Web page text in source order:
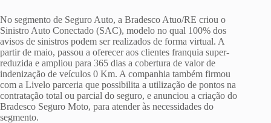
No segmento de Seguro Auto, a Bradesco Atuo/RE criou o
Sinistro Auto Conectado (SAC), modelo no qual 100% dos
avisos de sinistros podem ser realizados de forma virtual. A
partir de maio, passou a oferecer aos clientes franquia super-
reduzida e ampliou para 365 dias a cobertura de valor de
indenização de veículos 0 Km. A companhia também firmou
com a Livelo parceria que possibilita a utilização de pontos na
contratação total ou parcial do seguro, e anunciou a criação do
Bradesco Seguro Moto, para atender às necessidades do
segmento.